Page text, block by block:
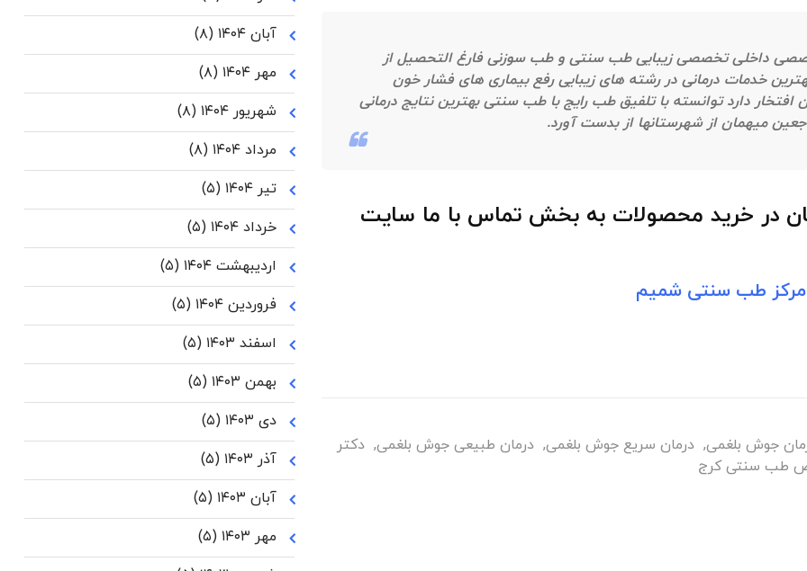
داخلی تخصصی زیبایی طب سنتی و طب سوزنی فارغ التحصیل از
طبابت در استان البرز از سال ۹۷ با ارائه بهترین خدمات درمانی در رشته‌ های زیبایی رفع بیماری های فشار خون
دارد توانسته با تلفیق طب رایج با طب سنتی بهترین نتایج درمانی
میهمان از شهرستانها از بدست آورد.
در خرید محصولات به بخش تماس با ما سایت
مرکز طب سنتی شمیم
جوش بلغمی, درمان سریع جوش بلغمی, درمان طبیعی جوش بلغمی, دکتر
طب سنتی کرج
آبان ۱۴۰۴
(۸)
مهر ۱۴۰۴
(۸)
شهریور ۱۴۰۴
(۸)
مرداد ۱۴۰۴
(۸)
تیر ۱۴۰۴
(۵)
خرداد ۱۴۰۴
(۵)
اردیبهشت ۱۴۰۴
(۵)
فروردین ۱۴۰۴
(۵)
اسفند ۱۴۰۳
(۵)
بهمن ۱۴۰۳
(۵)
دی ۱۴۰۳
(۵)
آذر ۱۴۰۳
(۵)
آبان ۱۴۰۳
(۵)
مهر ۱۴۰۳
(۵)